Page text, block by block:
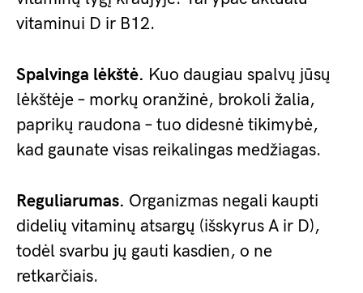
vitaminui D ir B12.
Spalvinga lėkštė. Kuo daugiau spalvų jūsų
lėkštėje – morkų oranžinė, brokoli žalia,
paprikų raudona – tuo didesnė tikimybė,
kad gaunate visas reikalingas medžiagas.
Reguliarumas. Organizmas negali kaupti
didelių vitaminų atsargų (išskyrus A ir D),
todėl svarbu jų gauti kasdien, o ne
retkarčiais.